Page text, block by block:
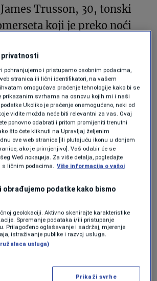
Trusson, 30, tonski
koji je preko noći
da dolazi u Glastonbury već
koju jednostavno nemate
drugom festivalu”, rekao je.
boljeg osjećaja. Magičan
kao Glasto, festival je
mlijeka Michael Eavis
a umjetnici su nastupali pred
su kupili ulaznice od 1
uključivale besplatno mlijeko
od 50 godina i sa svojim
postaje šareni i ponekad
privatnosti
pohranjujemo i pristupamo osobnim podacima,
stranica ili lični identifikatori, na vašem
omogućava praćenje tehnologije kako bi se
prikazanim svrhama na osnovu kojih mi i naši
Ukoliko je praćenje onemogućeno, neki od
vidite možda neće biti relevantni za vas. Ovaj
ponovno odabrati i pritom promijeniti trenutni
što ćete kliknuti na Upravljaj željenim
ove web stranice [ili plutajuću ikonu u donjem
ako je primjenjivo]. Vaš odabir će se
Wеб локација. Za više detalja, pogledajte
s ličnim podacima. Više informacija o vašoj
obrađujemo podatke kako bismo
geolokaciji. Aktivno skenirajte karakteristike
Spremanje podataka i/ili pristupanje
Prilagođeno oglašavanje i sadržaj, mjerenje
istraživanje publike i razvoj usluga.
usluga)
Prikaži svrhe